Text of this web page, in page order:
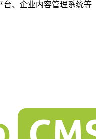
台、企业内容管理系统等